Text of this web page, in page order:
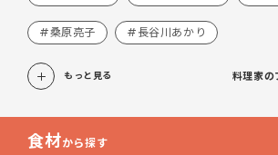
#桑原亮子 #長谷川あかり
もっと見る 料理家の
食材から探す